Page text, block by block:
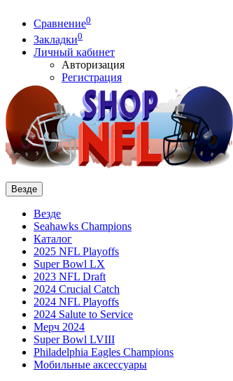
Сравнение0
Закладки0
Личный кабинет
Авторизация
Регистрация
Везде
Везде
Seahawks Champions
Каталог
2025 NFL Playoffs
Super Bowl LX
2023 NFL Draft
2024 Crucial Catch
2024 NFL Playoffs
2024 Salute to Service
Мерч 2024
Super Bowl LVIII
Philadelphia Eagles Champions
Мобильные аксессуары